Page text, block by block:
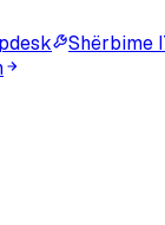
Shërbime